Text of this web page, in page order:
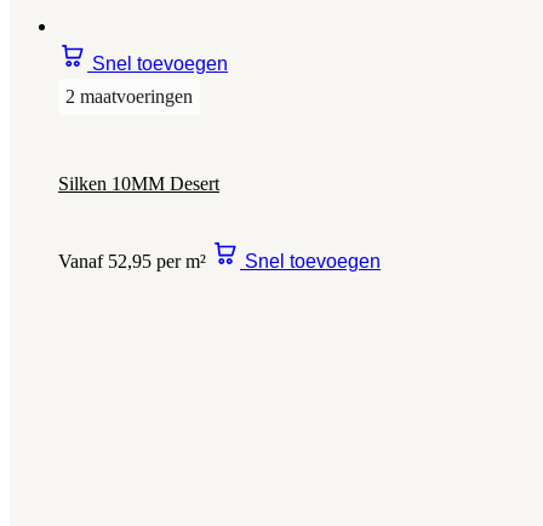
Snel toevoegen
2 maatvoeringen
Silken 10MM Desert
Vanaf 52,95 per m² Snel toevoegen